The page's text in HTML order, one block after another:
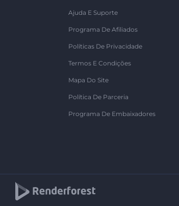
Ajuda E Suporte
Programa De Afiliados
Políticas De Privacidade
Termos E Condições
Mapa Do Site
Política De Parceria
Programa De Embaixadores